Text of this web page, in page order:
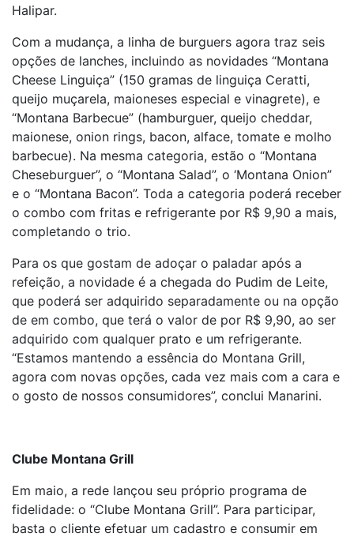
Halipar.
Com a mudança, a linha de burguers agora traz seis
opções de lanches, incluindo as novidades “Montana
Cheese Linguiça” (150 gramas de linguiça Ceratti,
queijo muçarela, maioneses especial e vinagrete), e
“Montana Barbecue” (hamburguer, queijo cheddar,
maionese, onion rings, bacon, alface, tomate e molho
barbecue). Na mesma categoria, estão o “Montana
Cheseburguer”, o “Montana Salad”, o ‘Montana Onion”
e o “Montana Bacon”. Toda a categoria poderá receber
o combo com fritas e refrigerante por R$ 9,90 a mais,
completando o trio.
Para os que gostam de adoçar o paladar após a
refeição, a novidade é a chegada do Pudim de Leite,
que poderá ser adquirido separadamente ou na opção
de em combo, que terá o valor de por R$ 9,90, ao ser
adquirido com qualquer prato e um refrigerante.
“Estamos mantendo a essência do Montana Grill,
agora com novas opções, cada vez mais com a cara e
o gosto de nossos consumidores”, conclui Manarini.
Clube Montana Grill
Em maio, a rede lançou seu próprio programa de
fidelidade: o “Clube Montana Grill”. Para participar,
basta o cliente efetuar um cadastro e consumir em